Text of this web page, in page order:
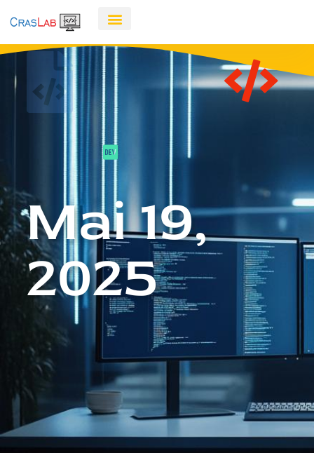
Mai 19,
2025